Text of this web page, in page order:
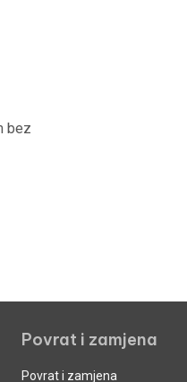
bez
Povrat i zamjena
Povrat i zamjena